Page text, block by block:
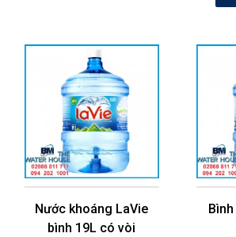
Nước khoáng LaVie
bình 19L có vòi